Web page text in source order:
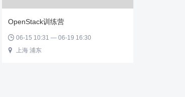
OpenStack训练营
 06-15 10:31 — 06-19 16:30
 上海 浦东